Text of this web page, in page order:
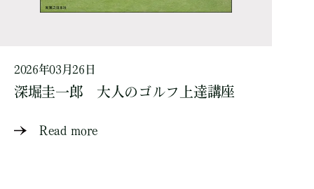
2026年03月26日
深堀圭一郎 大人のゴルフ上達講座
Read more